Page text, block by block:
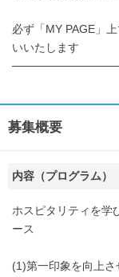
必ず「MY PAGE」
いいたします
募集概要
内容（プログラム）
ホスピタリティを学
ース
(1)第一印象を向上